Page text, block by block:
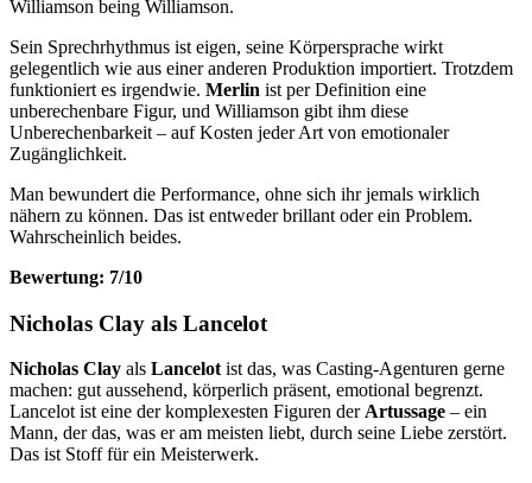
Williamson being Williamson.
Sein Sprechrhythmus ist eigen, seine Körpersprache wirkt
gelegentlich wie aus einer anderen Produktion importiert. Trotzdem
funktioniert es irgendwie. Merlin ist per Definition eine
unberechenbare Figur, und Williamson gibt ihm diese
Unberechenbarkeit – auf Kosten jeder Art von emotionaler
Zugänglichkeit.
Man bewundert die Performance, ohne sich ihr jemals wirklich
nähern zu können. Das ist entweder brillant oder ein Problem.
Wahrscheinlich beides.
Bewertung: 7/10
Nicholas Clay als Lancelot
Nicholas Clay als Lancelot ist das, was Casting-Agenturen gerne
machen: gut aussehend, körperlich präsent, emotional begrenzt.
Lancelot ist eine der komplexesten Figuren der Artussage – ein
Mann, der das, was er am meisten liebt, durch seine Liebe zerstört.
Das ist Stoff für ein Meisterwerk.